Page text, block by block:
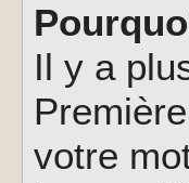
Il y a
votre